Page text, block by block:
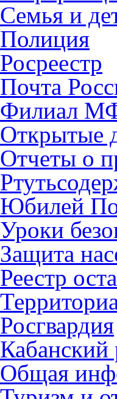
Семья и
Полиция
Росреестр
Почта
Филиал
Открытые
Отчеты о
Юбилей
Уроки
Защита
Реестр
Росгвардия
Кабанский
Общая